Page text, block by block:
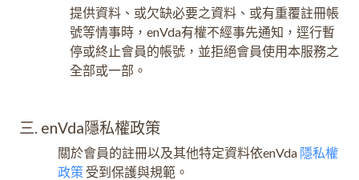
提供資料、或欠缺必要之資料、或有重覆註冊帳
號等情事時，enVda有權不經事先通知，逕行暫
停或終止會員的帳號，並拒絕會員使用本服務之
全部或一部。
三. enVda隱私權政策
關於會員的註冊以及其他特定資料依enVda 隱私權
政策 受到保護與規範。